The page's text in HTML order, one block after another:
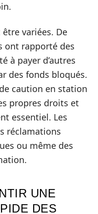
variées. De
ont rapporté des
à payer d’autres
des fonds bloqués.
caution en station
propres droits et
essentiel. Les
réclamations
ou même des
UNE
DES